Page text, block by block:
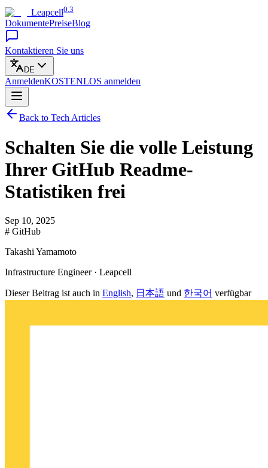
Leapcell0.3
DokumentePreiseBlog
Kontaktieren Sie uns
DE
AnmeldenKOSTENLOS anmelden
Back to Tech Articles
Schalten Sie die volle Leistung
Ihrer GitHub Readme-
Statistiken frei
Sep 10, 2025
# GitHub
Takashi Yamamoto
Infrastructure Engineer · Leapcell
Dieser Beitrag ist auch in English, 日本語 und 한국어 verfügbar